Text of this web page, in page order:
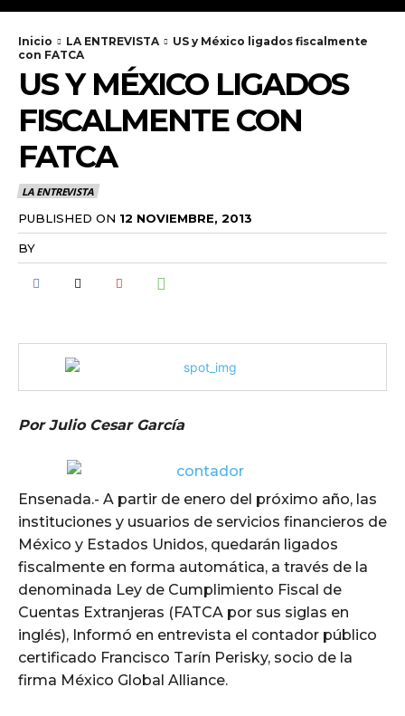
Inicio LA ENTREVISTA
US y México ligados fiscalmente
con FATCA
US Y MÉXICO LIGADOS
FISCALMENTE CON
FATCA
LA ENTREVISTA
PUBLISHED ON 12 NOVIEMBRE, 2013
BY
Por Julio Cesar García
Ensenada.- A partir de enero del próximo año, las
instituciones y usuarios de servicios financieros de
México y Estados Unidos, quedarán ligados
fiscalmente en forma automática, a través de la
denominada Ley de Cumplimiento Fiscal de
Cuentas Extranjeras (FATCA por sus siglas en
inglés), Informó en entrevista el contador público
certificado Francisco Tarín Perisky, socio de la
firma México Global Alliance.